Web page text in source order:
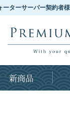
ーターサーバー契約者
新商品